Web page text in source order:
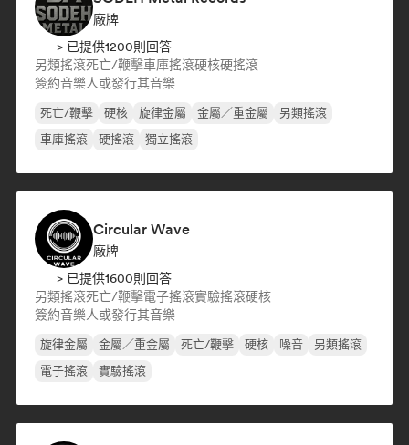
廠牌
> 已提供1200則回答
另類搖滾死亡/鞭擊車庫搖滾硬核硬搖滾
簽約音樂人或發行其音樂
死亡/鞭擊 硬核 旋律金屬 金屬／重金屬
另類搖滾
車庫搖滾
硬搖滾 獨立搖滾
Circular Wave
廠牌
> 已提供1600則回答
另類搖滾死亡/鞭擊電子搖滾實驗搖滾硬核
簽約音樂人或發行其音樂
旋律金屬 金屬／重金屬 死亡/鞭擊 硬核 噪音
另類搖滾
電子搖滾
實驗搖滾